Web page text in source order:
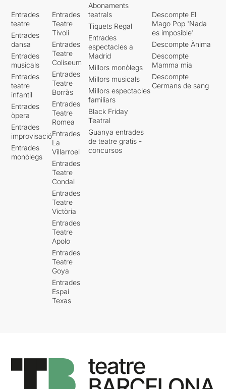
Entrades
teatre
Entrades
dansa
Entrades
musicals
Entrades
teatre
infantil
Entrades
òpera
Entrades
improvisació
Entrades
monòlegs
Entrades
Teatre
Tívoli
Entrades
Teatre
Coliseum
Entrades
Teatre
Borràs
Entrades
Teatre
Romea
Entrades
La
Villarroel
Entrades
Teatre
Condal
Entrades
Teatre
Victòria
Entrades
Teatre
Apolo
Entrades
Teatre
Goya
Entrades
Espai
Texas
Abonaments
teatrals
Tiquets Regal
Entrades
espectacles a
Madrid
Millors monòlegs
Millors musicals
Millors espectacles
familiars
Black Friday
Teatral
Guanya entrades
de teatre gratis -
concursos
Descompte El
Mago Pop 'Nada
es imposible'
Descompte Ànima
Descompte
Mamma mia
Descompte
Germans de sang